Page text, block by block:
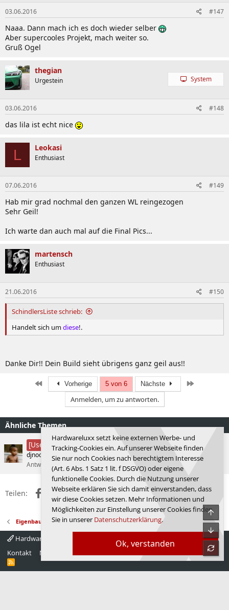
03.06.2016 #147
Naaa. Dann mach ich es doch wieder selber
Aber supercooles Projekt, mach weiter so.
Gruß Ogel
thegian
Urgestein System
03.06.2016 #148
das lila ist echt nice
L Leokasi
Enthusiast
07.06.2016 #149
Hab mir grad nochmal den ganzen WL reingezogen
Sehr Geil!
Ich warte dan auch mal auf die Final Pics...
martensch
Enthusiast
21.06.2016 #150
SchindlersListe schrieb:
Handelt sich umdiese!.
Danke Dir!! Dein Build sieht übrigens ganz geil aus!!
Erste Vorherige 5 von 6 Nächste
Anmelden, um zu antworten.
Ähnliche Themen
[User-Review] Neues Wakü Sys 2011 <> AM5
djnoob
PC-Zusammenstellungs- und Aufrüstungs-Forum
Antworten 21 18.01.2026 weizenleiche
Teilen: FacebookX (Twitter)
RedditWhatsApp
E-MailLink
Eigenbau / Bastelecke / Worklogs
Hardwareluxx 4.0
Kontakt
Nutzungsbedingungen Startseite
R
Ok, verstanden
Hardwareluxx setzt keine externen Werbe- und
Tracking-Cookies ein. Auf unserer Webseite finden
Sie nur noch Cookies nach berechtigtem Interesse
(Art. 6 Abs. 1 Satz 1 lit. f DSGVO) oder eigene
funktionelle Cookies. Durch die Nutzung unserer
Webseite erklären Sie sich damit einverstanden, dass
wir diese Cookies setzen. Mehr Informationen und
Möglichkeiten zur Einstellung unserer Cookies finden
Sie in unserer Datenschutzerklärung.